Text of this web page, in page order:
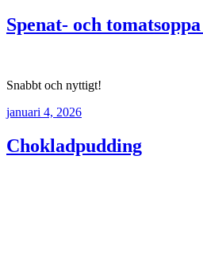
Spenat- och
Snabbt och nyttigt!
januari 4, 2026
Chokladpudding